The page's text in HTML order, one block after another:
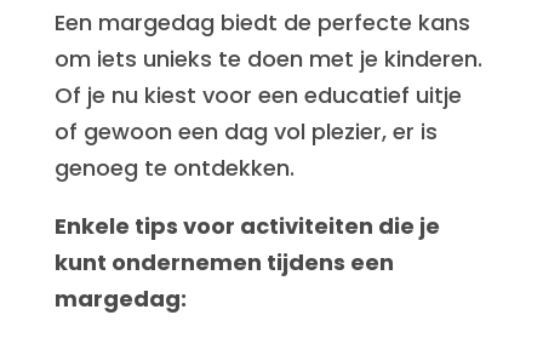
Een margedag biedt de perfecte kans
om iets unieks te doen met je kinderen.
Of je nu kiest voor een educatief uitje
of gewoon een dag vol plezier, er is
genoeg te ontdekken.
Enkele tips voor activiteiten die je
kunt ondernemen tijdens een
margedag: